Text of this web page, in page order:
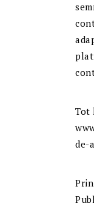
Tot
de-